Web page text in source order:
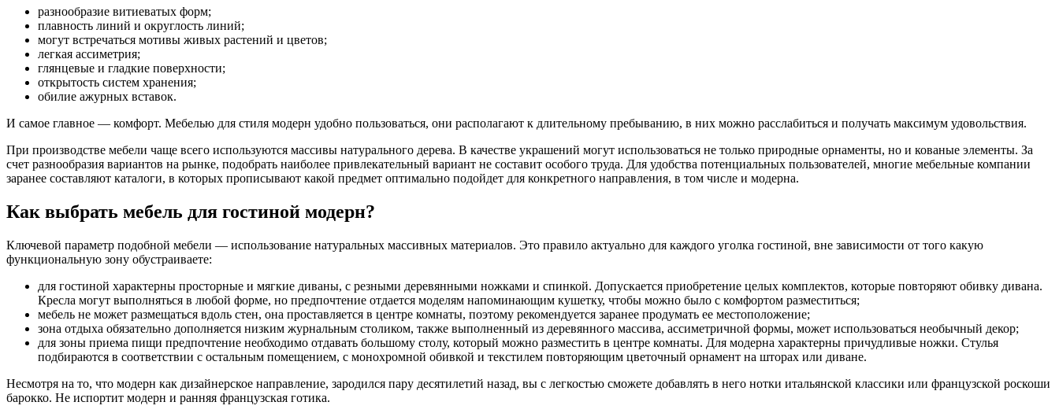
разнообразие витиеватых форм;
плавность линий и округлость линий;
могут встречаться мотивы живых растений и цветов;
легкая ассиметрия;
глянцевые и гладкие поверхности;
открытость систем хранения;
обилие ажурных вставок.
И самое главное — комфорт. Мебелью для стиля модерн удобно пользоваться, они располагают к длительному пребыванию, в них можно расслабиться и получать максимум удовольствия.
При производстве мебели чаще всего используются массивы натурального дерева. В качестве украшений могут использоваться не только природные орнаменты, но и кованые элементы. За
счет разнообразия вариантов на рынке, подобрать наиболее привлекательный вариант не составит особого труда. Для удобства потенциальных пользователей, многие мебельные компании
заранее составляют каталоги, в которых прописывают какой предмет оптимально подойдет для конкретного направления, в том числе и модерна.
Как выбрать мебель для гостиной модерн?
Ключевой параметр подобной мебели — использование натуральных массивных материалов. Это правило актуально для каждого уголка гостиной, вне зависимости от того какую
функциональную зону обустраиваете:
для гостиной характерны просторные и мягкие диваны, с резными деревянными ножками и спинкой. Допускается приобретение целых комплектов, которые повторяют обивку дивана.
Кресла могут выполняться в любой форме, но предпочтение отдается моделям напоминающим кушетку, чтобы можно было с комфортом разместиться;
мебель не может размещаться вдоль стен, она проставляется в центре комнаты, поэтому рекомендуется заранее продумать ее местоположение;
зона отдыха обязательно дополняется низким журнальным столиком, также выполненный из деревянного массива, ассиметричной формы, может использоваться необычный декор;
для зоны приема пищи предпочтение необходимо отдавать большому столу, который можно разместить в центре комнаты. Для модерна характерны причудливые ножки. Стулья
подбираются в соответствии с остальным помещением, с монохромной обивкой и текстилем повторяющим цветочный орнамент на шторах или диване.
Несмотря на то, что модерн как дизайнерское направление, зародился пару десятилетий назад, вы с легкостью сможете добавлять в него нотки итальянской классики или французской роскоши
барокко. Не испортит модерн и ранняя французская готика.